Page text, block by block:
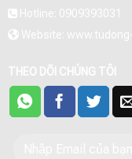
Hotline: 0909393031
Website:
THEO DÕI CHÚNG TÔI